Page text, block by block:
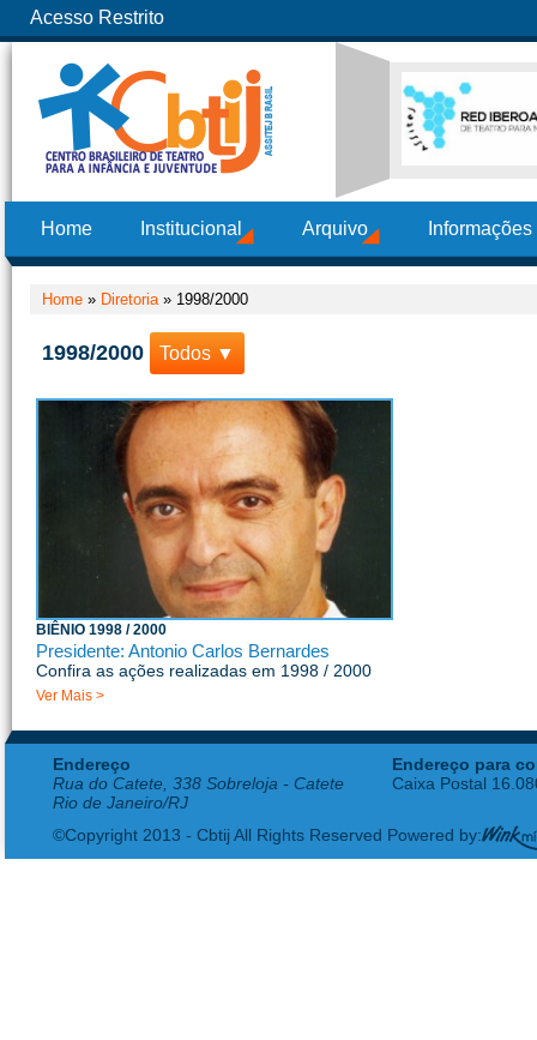
Acesso Restrito
Home Institucional Arquivo
Home » Diretoria» 1998/2000
1998/2000 Todos ▼
BIÊNIO 1998 / 2000
Presidente: Antonio Carlos Bernardes
Confira as ações realizadas em 1998 / 2000
Ver Mais >
Endereço
Rua do Catete, 338 Sobreloja - Catete
Rio de Janeiro/RJ
Endereço para
Caixa Postal
©Copyright 2013 - Cbtij All Rights Reserved Powered by: